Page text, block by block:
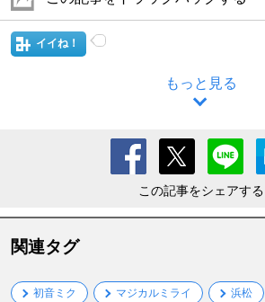
イイね！
もっと見る
この記事をシェアする
関連タグ
初音ミク マジカルミライ 浜松